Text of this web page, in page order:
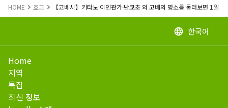
HOME 효고 【고베시】키타노 이인관가·난쿄초 외 고베의 명소를 둘러보면 1일
language 한국어
Home
지역
특집
최신 정보